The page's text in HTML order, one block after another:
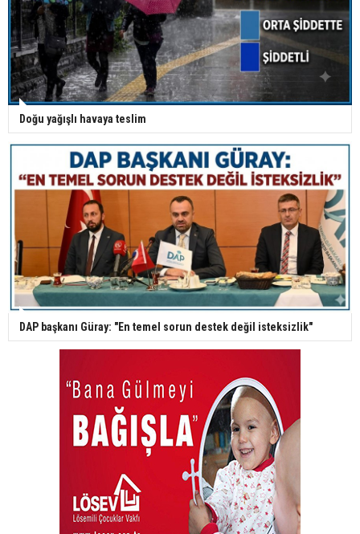
Doğu yağışlı havaya teslim
DAP başkanı Güray: "En temel sorun destek değil isteksizlik"